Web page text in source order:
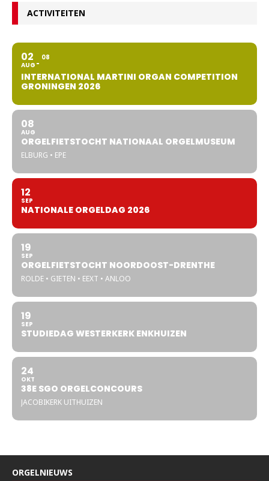
ACTIVITEITEN
02
AUG
08
INTERNATIONAL MARTINI ORGAN COMPETITION
GRONINGEN 2026
08
AUG
ORGELFIETSTOCHT NATIONAAL ORGELMUSEUM
ELBURG • EPE
12
SEP
NATIONALE ORGELDAG 2026
19
SEP
ORGELFIETSTOCHT NOORDOOST-DRENTHE
ROLDE • GIETEN • EEXT • ANLOO
19
SEP
STUDIEDAG WESTERKERK ENKHUIZEN
24
OKT
38E SGO ORGELCONCOURS
JACOBIKERK UITHUIZEN
ORGELNIEUWS